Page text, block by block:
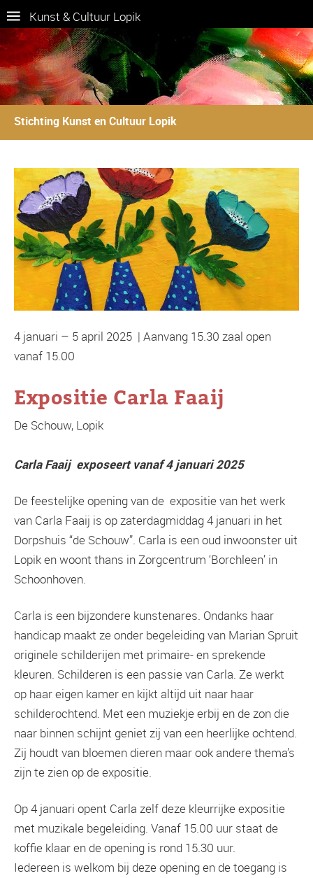
Kunst & Cultuur Lopik
Stichting Kunst en Cultuur Lopik
4 januari – 5 april 2025 | Aanvang 15.30 zaal open
vanaf 15.00
Expositie Carla Faaij
De Schouw, Lopik
Carla Faaij exposeert vanaf 4 januari 2025
De feestelijke opening van de expositie van het werk
van Carla Faaij is op zaterdagmiddag 4 januari in het
Dorpshuis “de Schouw”. Carla is een oud inwoonster uit
Lopik en woont thans in Zorgcentrum ‘Borchleen’ in
Schoonhoven.
Carla is een bijzondere kunstenares. Ondanks haar
handicap maakt ze onder begeleiding van Marian Spruit
originele schilderijen met primaire- en sprekende
kleuren. Schilderen is een passie van Carla. Ze werkt
op haar eigen kamer en kijkt altijd uit naar haar
schilderochtend. Met een muziekje erbij en de zon die
naar binnen schijnt geniet zij van een heerlijke ochtend.
Zij houdt van bloemen dieren maar ook andere thema’s
zijn te zien op de expositie.
Op 4 januari opent Carla zelf deze kleurrijke expositie
met muzikale begeleiding. Vanaf 15.00 uur staat de
koffie klaar en de opening is rond 15.30 uur.
Iedereen is welkom bij deze opening en de toegang is